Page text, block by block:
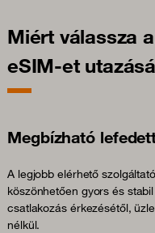
Miért válassza
eSIM-et
Megbízható
A legjobb elérhető
köszönhetően gyors és
csatlakozás érkezésétől,
nélkül.